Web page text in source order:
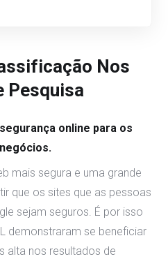
Nos
Pesquisa
online para os
mais segura e uma grande
que os sites que as pessoas
sejam seguros. É por isso
demonstraram se beneficiar
alta nos resultados de